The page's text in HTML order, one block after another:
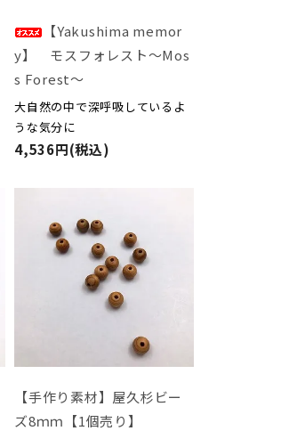
【Yakushima memor
y】 モスフォレスト～Mos
s Forest～
大自然の中で深呼吸しているよ
うな気分に
4,536円(税込)
【手作り素材】屋久杉ビー
ズ8ｍｍ【1個売り】